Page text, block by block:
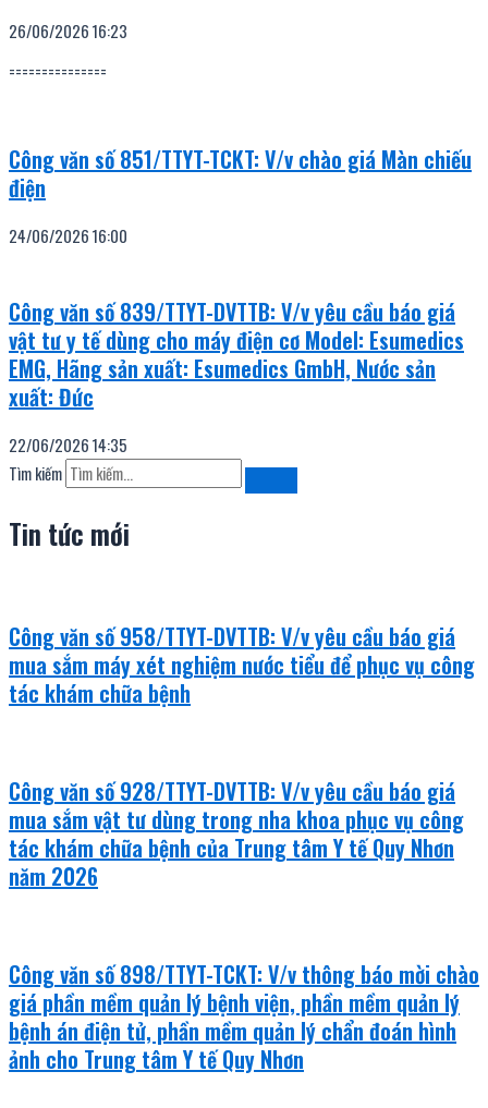
26/06/202616:23
===============
Công văn số 851/TTYT-TCKT: V/v chào giá Màn chiếu
điện
24/06/202616:00
Công văn số 839/TTYT-DVTTB: V/v yêu cầu báo giá
vật tư y tế dùng cho máy điện cơ Model: Esumedics
EMG, Hãng sản xuất: Esumedics GmbH, Nước sản
xuất: Đức
22/06/202614:35
Tìm kiếm
Tin tức mới
Công văn số 958/TTYT-DVTTB: V/v yêu cầu báo giá
mua sắm máy xét nghiệm nước tiểu để phục vụ công
tác khám chữa bệnh
Công văn số 928/TTYT-DVTTB: V/v yêu cầu báo giá
mua sắm vật tư dùng trong nha khoa phục vụ công
tác khám chữa bệnh của Trung tâm Y tế Quy Nhơn
năm 2026
Công văn số 898/TTYT-TCKT: V/v thông báo mời chào
giá phần mềm quản lý bệnh viện, phần mềm quản lý
bệnh án điện tử, phần mềm quản lý chẩn đoán hình
ảnh cho Trung tâm Y tế Quy Nhơn